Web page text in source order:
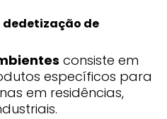
dedetização de
consiste em
específicos para
em residências,